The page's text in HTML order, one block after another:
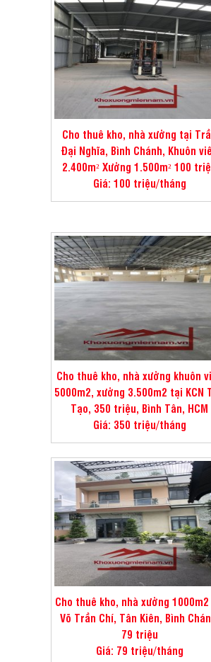
Cho thuê kho, nhà xưởng tại
Đại Nghĩa, Bình Chánh, Khuôn
2.400m² Xưởng 1.500m² 100
Giá: 100 triệu/tháng
Cho thuê kho, nhà xưởng khuôn
5000m2, xưởng 3.500m2 tại KCN
Tạo, 350 triệu, Bình Tân, HCM
Giá: 350 triệu/tháng
Cho thuê kho, nhà xưởng
Võ Trần Chí, Tân Kiên, Bình
79 triệu
Giá: 79 triệu/tháng